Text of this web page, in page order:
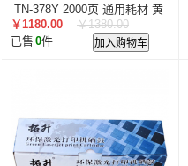
TN-378Y 2000页 通用耗材 黄
色
￥1180.00
￥1380.00
已售 0件 加入购物车